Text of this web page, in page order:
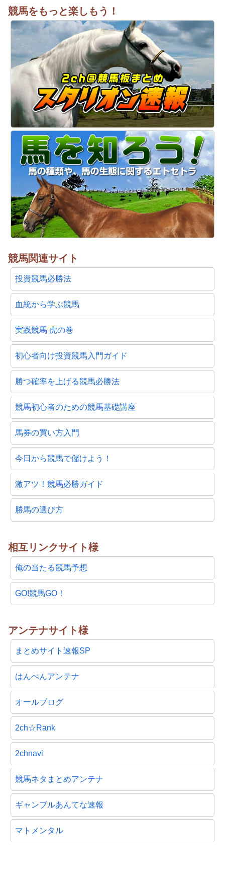
競馬をもっと楽しもう！
競馬関連サイト
投資競馬必勝法
血統から学ぶ競馬
実践競馬 虎の巻
初心者向け投資競馬入門ガイド
勝つ確率を上げる競馬必勝法
競馬初心者のための競馬基礎講座
馬券の買い方入門
今日から競馬で儲けよう！
激アツ！競馬必勝ガイド
勝馬の選び方
相互リンクサイト様
俺の当たる競馬予想
GO!競馬GO！
アンテナサイト様
まとめサイト速報SP
はんぺんアンテナ
オールブログ
2ch☆Rank
2chnavi
競馬ネタまとめアンテナ
ギャンブルあんてな速報
マトメンタル